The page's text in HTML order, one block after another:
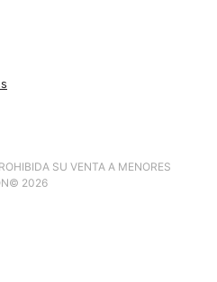
SU VENTA A MENORES
© 2026